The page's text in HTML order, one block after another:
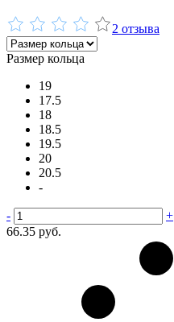
2 отзыва
Размер кольца
19
17.5
18
18.5
19.5
20
20.5
-
-
+
66.35 руб.